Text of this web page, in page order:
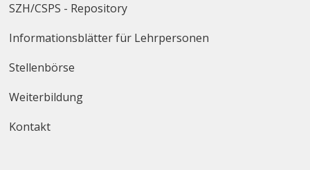
SZH/CSPS - Repository
Informationsblätter für Lehrpersonen
Stellenbörse
Weiterbildung
Kontakt